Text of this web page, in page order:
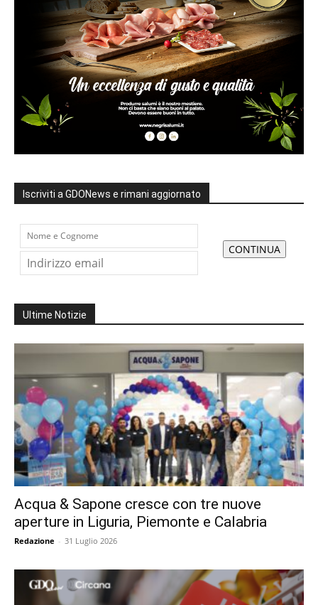
Iscriviti a GDONews e rimani aggiornato
Ultime Notizie
Acqua & Sapone cresce con tre nuove
aperture in Liguria, Piemonte e Calabria
Redazione - 31 Luglio 2026